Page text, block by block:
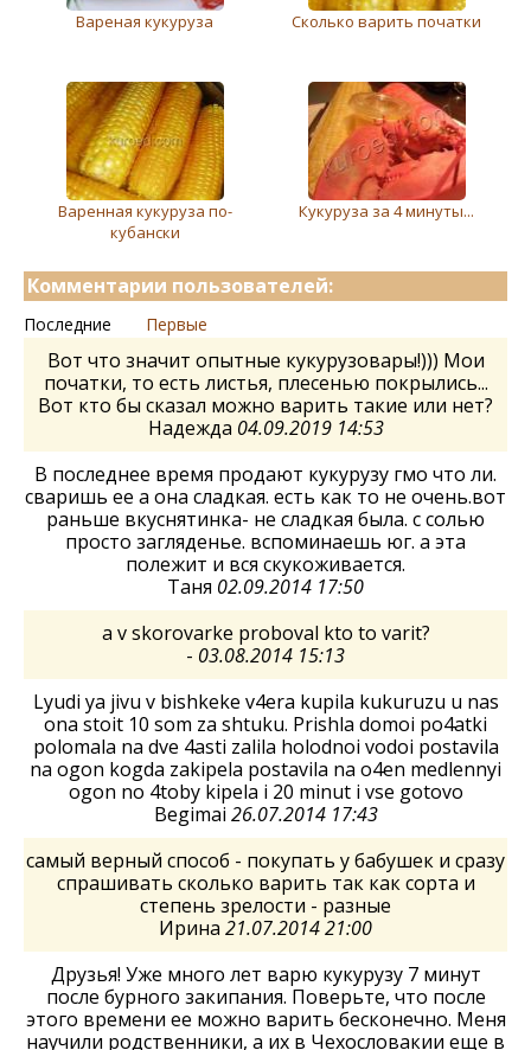
Вареная кукуруза Сколько варить початки
Варенная кукуруза по-
кубански
Кукуруза за 4 минуты...
Комментарии пользователей:
Последние Первые
Вот что значит опытные кукурузовары!))) Мои
початки, то есть листья, плесенью покрылись...
Вот кто бы сказал можно варить такие или нет?
Надежда 04.09.2019 14:53
В последнее время продают кукурузу гмо что ли.
сваришь ее а она сладкая. есть как то не очень.вот
раньше вкуснятинка- не сладкая была. с солью
просто загляденье. вспоминаешь юг. а эта
полежит и вся скукоживается.
Таня 02.09.2014 17:50
a v skorovarke proboval kto to varit?
- 03.08.2014 15:13
Lyudi ya jivu v bishkeke v4era kupila kukuruzu u nas
ona stoit 10 som za shtuku. Prishla domoi po4atki
polomala na dve 4asti zalila holodnoi vodoi postavila
na ogon kogda zakipela postavila na o4en medlennyi
ogon no 4toby kipela i 20 minut i vse gotovo
Begimai 26.07.2014 17:43
самый верный способ - покупать у бабушек и сразу
спрашивать сколько варить так как сорта и
степень зрелости - разные
Ирина 21.07.2014 21:00
Друзья! Уже много лет варю кукурузу 7 минут
после бурного закипания. Поверьте, что после
этого времени ее можно варить бесконечно. Меня
научили родственники, а их в Чехословакии еще в